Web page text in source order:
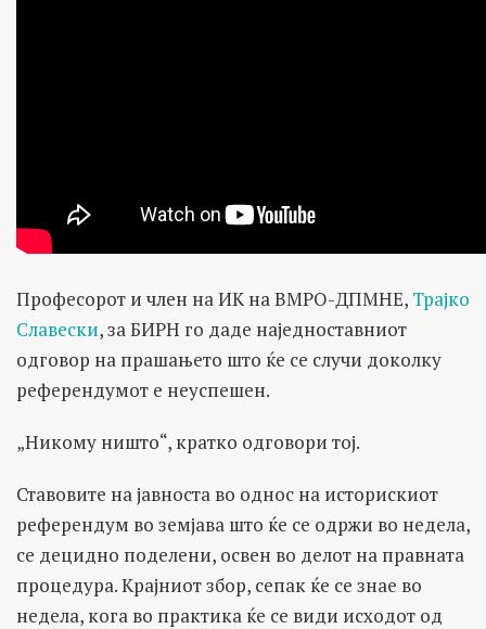
Професорот и член на ИК на ВМРО-ДПМНЕ, Трајко
Славески, за БИРН го даде наједноставниот
одговор на прашањето што ќе се случи доколку
референдумот е неуспешен.
„Никому ништо“, кратко одговори тој.
Ставовите на јавноста во однос на историскиот
референдум во земјава што ќе се одржи во недела,
се децидно поделени, освен во делот на правната
процедура. Крајниот збор, сепак ќе се знае во
недела, кога во практика ќе се види исходот од